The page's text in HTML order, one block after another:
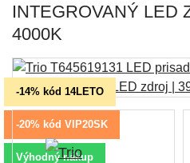
INTEGROVANÝ LED
4000K
-14% kód 14LETO
-20% kód VIP20SK
Výhodný nákup